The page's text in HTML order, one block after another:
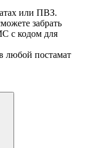
или ПВЗ.
забрать
с кодом для
любой постамат